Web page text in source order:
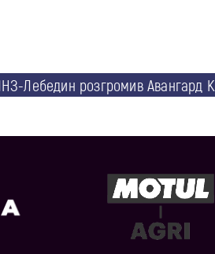
Лебедин розгромив Авангард К